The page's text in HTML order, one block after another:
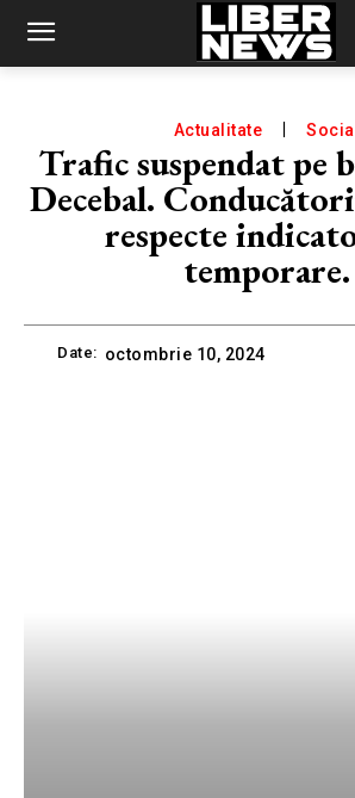
Actualitate Social
Trafic suspendat pe
Decebal.
respecte
temporare.
Date: octombrie 10, 2024